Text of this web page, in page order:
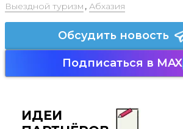
Выездной туризм , Абхазия
Обсудить новость
Подписаться в MAX
ИДЕИ